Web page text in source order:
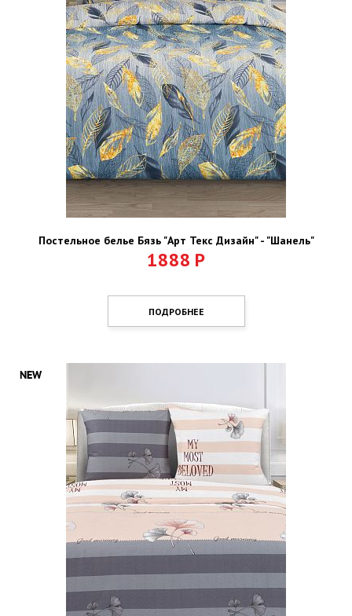
Постельное белье Бязь "Арт Текс Дизайн" - "Шанель"
1888 Р
ПОДРОБНЕЕ